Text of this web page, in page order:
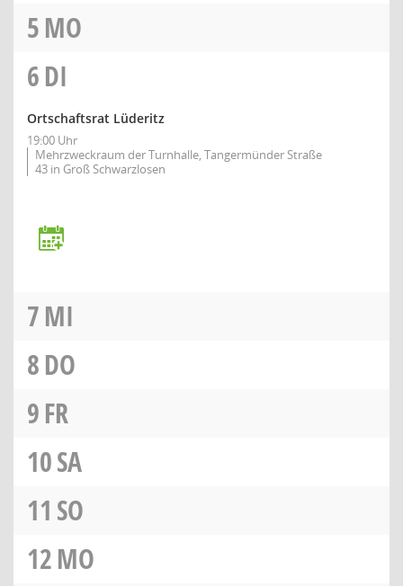
5MO
6DI
Ortschaftsrat Lüderitz
19:00 Uhr
Mehrzweckraum der Turnhalle, Tangermünder Straße
43 in Groß Schwarzlosen
7MI
8DO
9FR
10SA
11 SO
12MO